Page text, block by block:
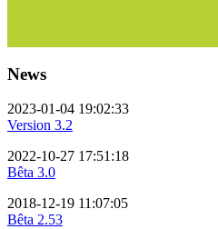
News
2023-01-04 19:02:33
Version 3.2
2022-10-27 17:51:18
Bêta 3.0
2018-12-19 11:07:05
Bêta 2.53